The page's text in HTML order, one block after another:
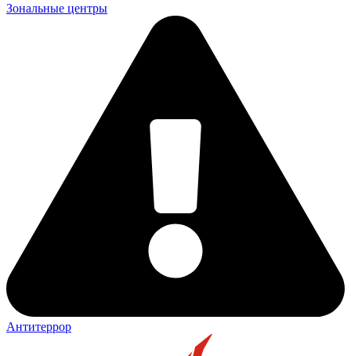
Зональные центры
Антитеррор